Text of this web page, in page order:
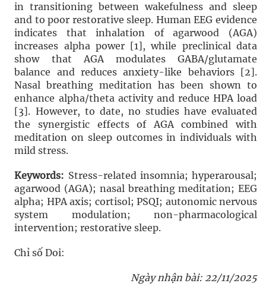
in transitioning between wakefulness and sleep
and to poor restorative sleep. Human EEG evidence
indicates that inhalation of agarwood (AGA)
increases alpha power [1], while preclinical data
show that AGA modulates GABA/glutamate
balance and reduces anxiety-like behaviors [2].
Nasal breathing meditation has been shown to
enhance alpha/theta activity and reduce HPA load
[3]. However, to date, no studies have evaluated
the synergistic effects of AGA combined with
meditation on sleep outcomes in individuals with
mild stress.
Keywords: Stress-related insomnia; hyperarousal;
agarwood (AGA); nasal breathing meditation; EEG
alpha; HPA axis; cortisol; PSQI; autonomic nervous
system modulation; non-pharmacological
intervention; restorative sleep.
Chỉ số Doi:
Ngày nhận bài: 22/11/2025